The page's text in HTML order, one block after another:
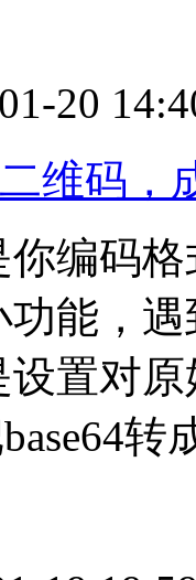
20
维码，
编码
功能，
置对